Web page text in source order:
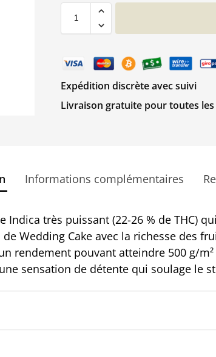
Expédition discrète avec suivi
Livraison gratuite pour toutes
Informations complémentaires
Indica très puissant (22-26 % de THC)
Wedding Cake avec la richesse des
rendement pouvant atteindre 500 g/
sensation de détente qui soulage le